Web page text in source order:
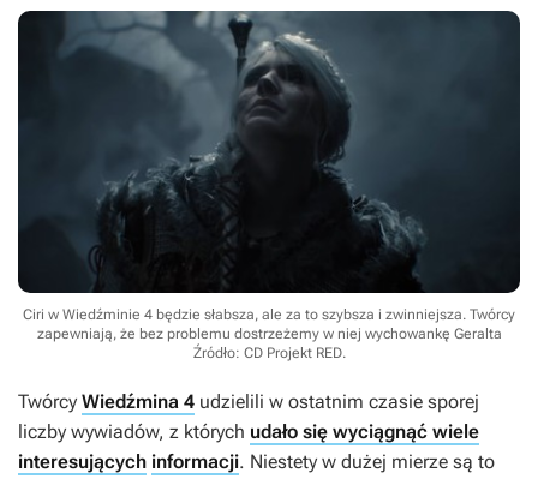
Ciri w Wiedźminie 4 będzie słabsza, ale za to szybsza i zwinniejsza. Twórcy
zapewniają, że bez problemu dostrzeżemy w niej wychowankę Geralta
Źródło: CD Projekt RED.
Twórcy Wiedźmina 4 udzielili w ostatnim czasie sporej
liczby wywiadów, z których udało się wyciągnąć wiele
interesujących informacji. Niestety w dużej mierze są to